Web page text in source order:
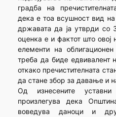
градба на
дека е тоа всушност вид на
државата да ја утврди со
оценка е и фактот што
елементи на
треба да биде едвивалент
откако пречистителната
да стане збор за давање и
Од изнесените
произлегува дека
воведува даноци и